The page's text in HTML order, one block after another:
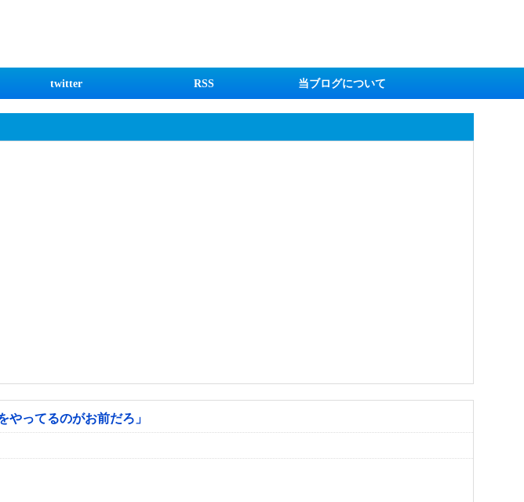
twitter RSS 当ブログについて
やってるのがお前だろ」